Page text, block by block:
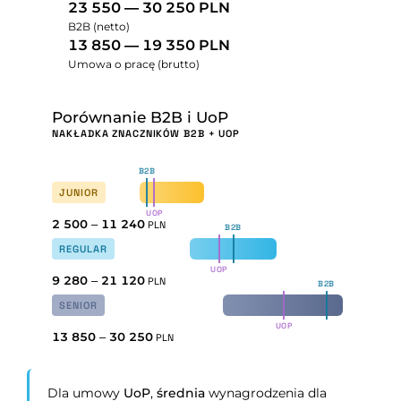
23 550 — 30 250 PLN
B2B (netto)
13 850 — 19 350 PLN
Umowa o pracę (brutto)
Porównanie B2B i UoP
NAKŁADKA ZNACZNIKÓW B2B + UOP
JUNIOR
B2B
UOP
2 500 – 11 240 PLN
REGULAR
B2B
UOP
9 280 – 21 120 PLN
SENIOR
B2B
UOP
13 850 – 30 250 PLN
Dla umowy UoP,średnia wynagrodzenia dla